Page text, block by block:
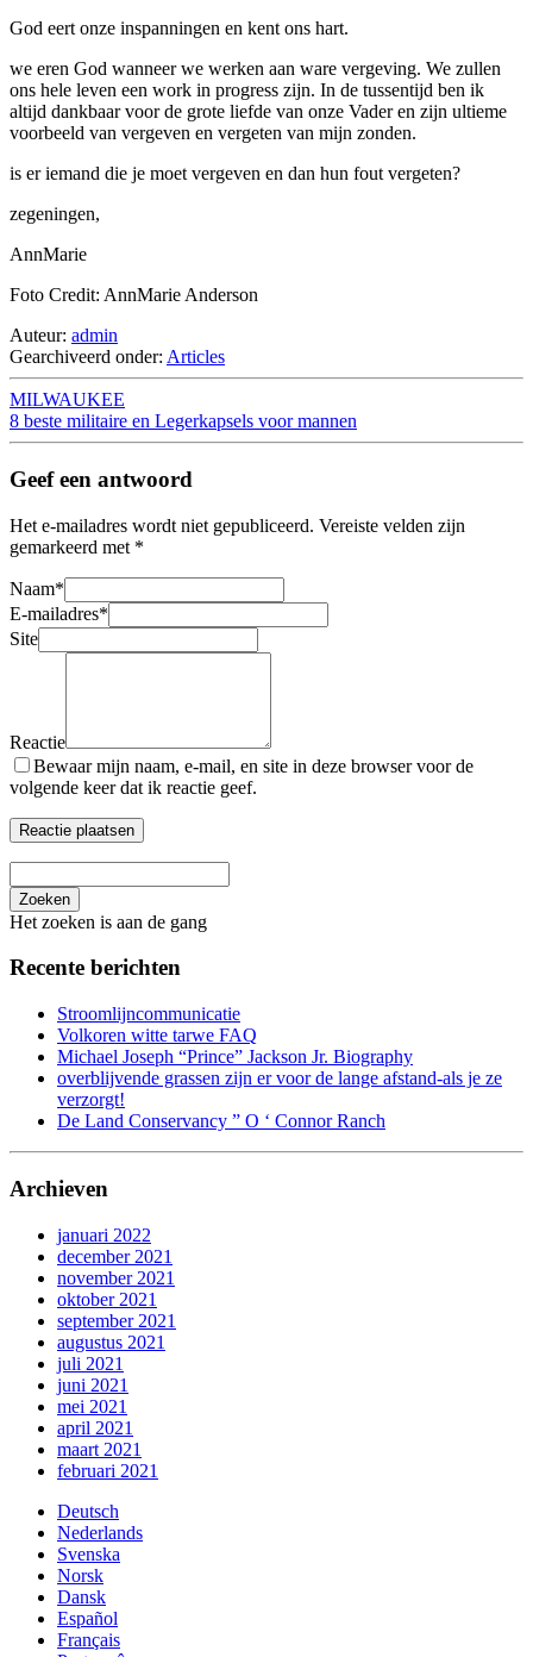
God eert onze inspanningen en kent ons hart.
we eren God wanneer we werken aan ware vergeving. We zullen
ons hele leven een work in progress zijn. In de tussentijd ben ik
altijd dankbaar voor de grote liefde van onze Vader en zijn ultieme
voorbeeld van vergeven en vergeten van mijn zonden.
is er iemand die je moet vergeven en dan hun fout vergeten?
zegeningen,
AnnMarie
Foto Credit: AnnMarie Anderson
Auteur: admin
Gearchiveerd onder: Articles
MILWAUKEE
8 beste militaire en Legerkapsels voor mannen
Geef een antwoord
Het e-mailadres wordt niet gepubliceerd. Vereiste velden zijn
gemarkeerd met *
Naam*
E-mailadres*
Site
Reactie
Bewaar mijn naam, e-mail, en site in deze browser voor de
volgende keer dat ik reactie geef.
Zoeken
Het zoeken is aan de gang
Recente berichten
Stroomlijncommunicatie
Volkoren witte tarwe FAQ
Michael Joseph “Prince” Jackson Jr. Biography
overblijvende grassen zijn er voor de lange afstand-als je ze
verzorgt!
De Land Conservancy ” O ‘ Connor Ranch
Archieven
januari 2022
december 2021
november 2021
oktober 2021
september 2021
augustus 2021
juli 2021
juni 2021
mei 2021
april 2021
maart 2021
februari 2021
Deutsch
Nederlands
Svenska
Norsk
Dansk
Español
Français